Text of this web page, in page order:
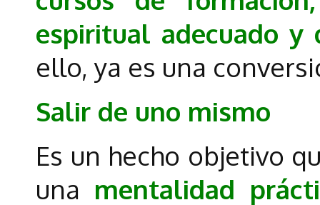
espiritual adecuado y
ello, ya es una
Salir de uno mismo
Es un hecho objetivo
una mentalidad